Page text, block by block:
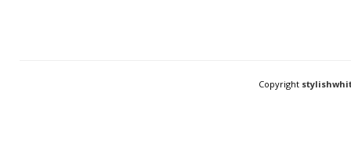
Copyright